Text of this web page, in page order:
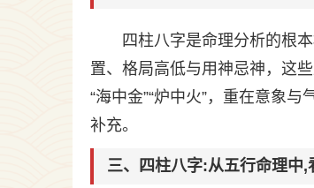
四柱八字是命理分析的根
置、格局高低与用神忌神，这
“海中金”“炉中火”，重在意象
补充。
三、四柱八字:从五行命理中